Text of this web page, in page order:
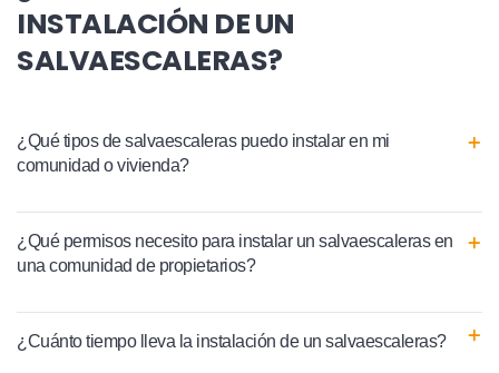
INSTALACIÓN DE UN
SALVAESCALERAS?
¿Qué tipos de salvaescaleras puedo instalar en mi
comunidad o vivienda?
¿Qué permisos necesito para instalar un salvaescaleras en
una comunidad de propietarios?
¿Cuánto tiempo lleva la instalación de un salvaescaleras?